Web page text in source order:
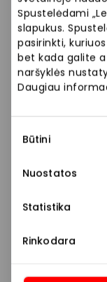
Spustelėdami
slapukus.
pasirinkti,
bet kada galite
naršyklės
Daugiau
pasirinkimas
Būtini
Nuostatos
Statistika
Rinkodara
informacijos ir
parduotuvėje.
Prekybos ir
veikiančios
dydžius bei
informaciją,
informacijos
konkrečioje